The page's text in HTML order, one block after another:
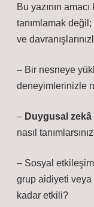
Bu yazının
tanımlamak
ve
– Bir nesneye
deneyimlerinizle
– Duygusal zekâ
nasıl
– Sosyal etkileşim
grup aidiyeti
kadar etkili?